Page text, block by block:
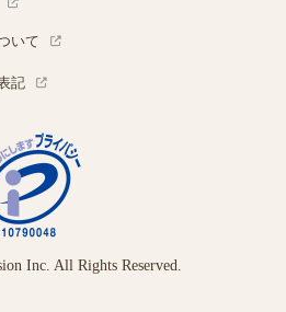
いて
記
Inc. All Rights Reserved.